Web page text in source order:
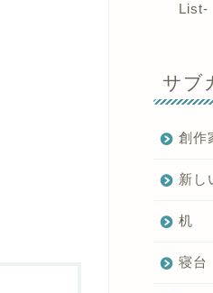
List-
サブ
創作
新し
机
寝台